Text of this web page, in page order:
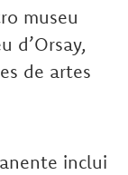
museu
d’Orsay,
de artes
inclui